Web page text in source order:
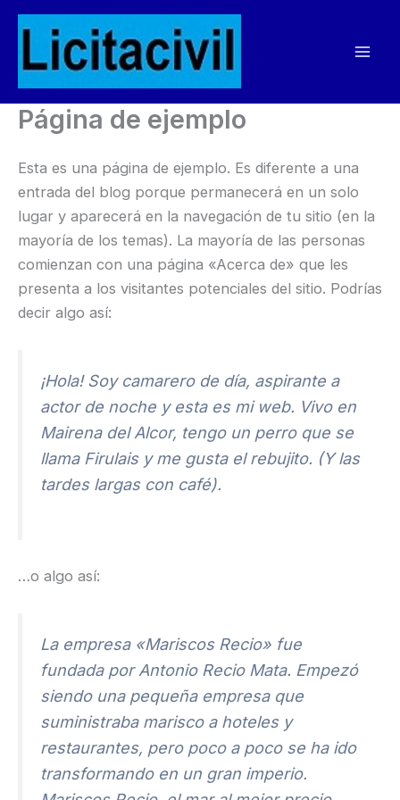
contenido
Página de ejemplo
Esta es una página de ejemplo. Es diferente a una
entrada del blog porque permanecerá en un solo
lugar y aparecerá en la navegación de tu sitio (en la
mayoría de los temas). La mayoría de las personas
comienzan con una página «Acerca de» que les
presenta a los visitantes potenciales del sitio. Podrías
decir algo así:
¡Hola! Soy camarero de día, aspirante a
actor de noche y esta es mi web. Vivo en
Mairena del Alcor, tengo un perro que se
llama Firulais y me gusta el rebujito. (Y las
tardes largas con café).
…o algo así:
La empresa «Mariscos Recio» fue
fundada por Antonio Recio Mata. Empezó
siendo una pequeña empresa que
suministraba marisco a hoteles y
restaurantes, pero poco a poco se ha ido
transformando en un gran imperio.